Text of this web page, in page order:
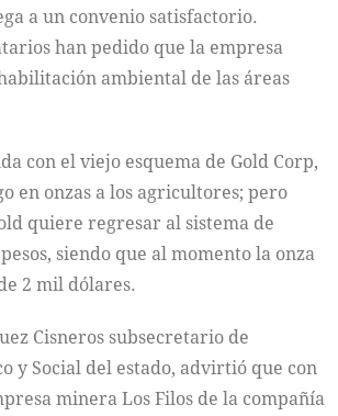
a un convenio satisfactorio.
han pedido que la empresa
ambiental de las áreas
con el viejo esquema de Gold Corp,
en onzas a los agricultores; pero
quiere regresar al sistema de
siendo que al momento la onza
2 mil dólares.
Cisneros subsecretario de
y Social del estado, advirtió que con
minera Los Filos de la compañía